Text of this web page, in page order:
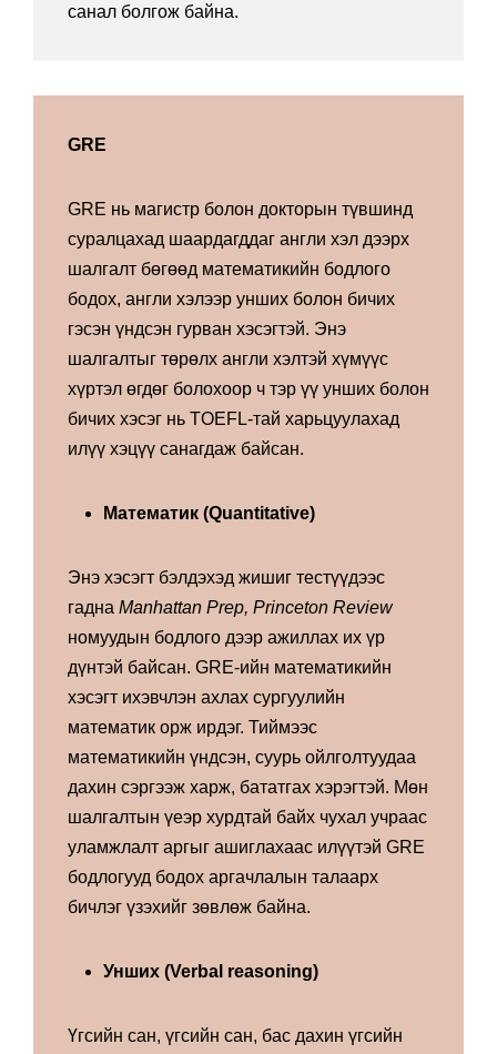
санал болгож байна.
GRE
GRE нь магистр болон докторын түвшинд
суралцахад шаардагддаг англи хэл дээрх
шалгалт бөгөөд математикийн бодлого
бодох, англи хэлээр унших болон бичих
гэсэн үндсэн гурван хэсэгтэй. Энэ
шалгалтыг төрөлх англи хэлтэй хүмүүс
хүртэл өгдөг болохоор ч тэр үү унших болон
бичих хэсэг нь TOEFL-тай харьцуулахад
илүү хэцүү санагдаж байсан.
Математик (Quantitative)
Энэ хэсэгт бэлдэхэд жишиг тестүүдээс
гадна Manhattan Prep, Princeton Review
номуудын бодлого дээр ажиллах их үр
дүнтэй байсан. GRE-ийн математикийн
хэсэгт ихэвчлэн ахлах сургуулийн
математик орж ирдэг. Тиймээс
математикийн үндсэн, суурь ойлголтуудаа
дахин сэргээж харж, бататгах хэрэгтэй. Мөн
шалгалтын үеэр хурдтай байх чухал учраас
уламжлалт аргыг ашиглахаас илүүтэй GRE
бодлогууд бодох аргачлалын талаарх
бичлэг үзэхийг зөвлөж байна.
Унших (Verbal reasoning)
Үгсийн сан, үгсийн сан, бас дахин үгсийн